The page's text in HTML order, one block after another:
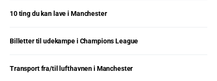
10 ting du kan lave i Manchester
Billetter til udekampe i Champions League
Transport fra/til lufthavnen i Manchester